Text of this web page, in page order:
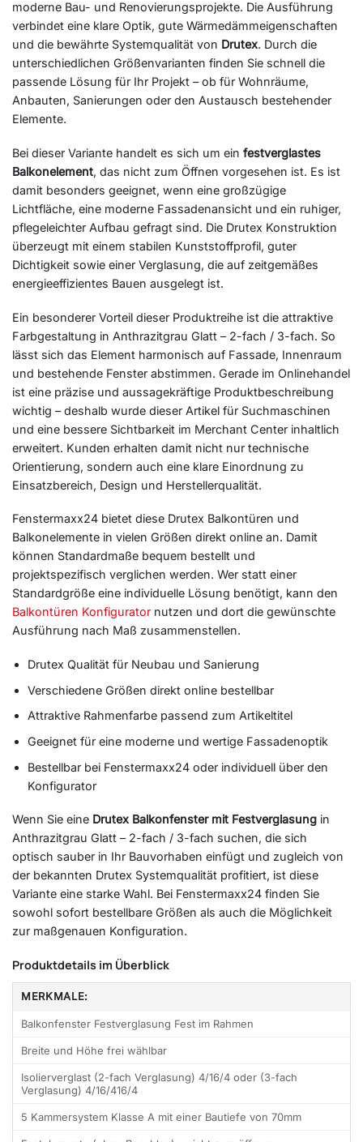
moderne Bau- und Renovierungsprojekte. Die Ausführung
verbindet eine klare Optik, gute Wärmedämmeigenschaften
und die bewährte Systemqualität von Drutex. Durch die
unterschiedlichen Größenvarianten finden Sie schnell die
passende Lösung für Ihr Projekt – ob für Wohnräume,
Anbauten, Sanierungen oder den Austausch bestehender
Elemente.
Bei dieser Variante handelt es sich um ein festverglastes
Balkonelement, das nicht zum Öffnen vorgesehen ist. Es ist
damit besonders geeignet, wenn eine großzügige
Lichtfläche, eine moderne Fassadenansicht und ein ruhiger,
pflegeleichter Aufbau gefragt sind. Die Drutex Konstruktion
überzeugt mit einem stabilen Kunststoffprofil, guter
Dichtigkeit sowie einer Verglasung, die auf zeitgemäßes
energieeffizientes Bauen ausgelegt ist.
Ein besonderer Vorteil dieser Produktreihe ist die attraktive
Farbgestaltung in Anthrazitgrau Glatt – 2-fach / 3-fach. So
lässt sich das Element harmonisch auf Fassade, Innenraum
und bestehende Fenster abstimmen. Gerade im Onlinehandel
ist eine präzise und aussagekräftige Produktbeschreibung
wichtig – deshalb wurde dieser Artikel für Suchmaschinen
und eine bessere Sichtbarkeit im Merchant Center inhaltlich
erweitert. Kunden erhalten damit nicht nur technische
Orientierung, sondern auch eine klare Einordnung zu
Einsatzbereich, Design und Herstellerqualität.
Fenstermaxx24 bietet diese Drutex Balkontüren und
Balkonelemente in vielen Größen direkt online an. Damit
können Standardmaße bequem bestellt und
projektspezifisch verglichen werden. Wer statt einer
Standardgröße eine individuelle Lösung benötigt, kann den
Balkontüren Konfigurator nutzen und dort die gewünschte
Ausführung nach Maß zusammenstellen.
Drutex Qualität für Neubau und Sanierung
Verschiedene Größen direkt online bestellbar
Attraktive Rahmenfarbe passend zum Artikeltitel
Geeignet für eine moderne und wertige Fassadenoptik
Bestellbar bei Fenstermaxx24 oder individuell über den
Konfigurator
Wenn Sie eine Drutex Balkonfenster mit Festverglasung in
Anthrazitgrau Glatt – 2-fach / 3-fach suchen, die sich
optisch sauber in Ihr Bauvorhaben einfügt und zugleich von
der bekannten Drutex Systemqualität profitiert, ist diese
Variante eine starke Wahl. Bei Fenstermaxx24 finden Sie
sowohl sofort bestellbare Größen als auch die Möglichkeit
zur maßgenauen Konfiguration.
Produktdetails im Überblick
MERKMALE:
Balkonfenster Festverglasung Fest im Rahmen
Breite und Höhe frei wählbar
Isolierverglast (2-fach Verglasung) 4/16/4 oder (3-fach
Verglasung) 4/16/416/4
5 Kammersystem Klasse A mit einer Bautiefe von 70mm